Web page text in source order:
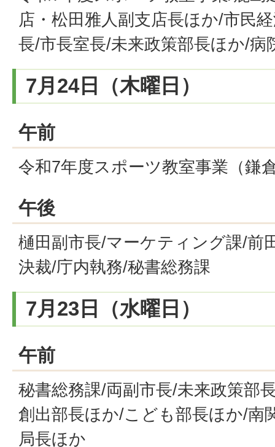
店・松田雅人副支店長ほか/市民
長/市長室長/未来政策部長ほか/病
7月24日（木曜日）
午前
令和7年度スポーツ教室事業（鎌
午後
樋田副市長/マーケティング課/前
決裁/庁内執務/秘書総務課
7月23日（水曜日）
午前
秘書総務課/両副市長/未来政策部
創出部長ほか/こども部長ほか/南
局長ほか